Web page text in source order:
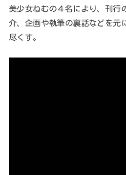
美少女ねむの４名により、刊行
介、企画や執筆の裏話などを元
尽くす。